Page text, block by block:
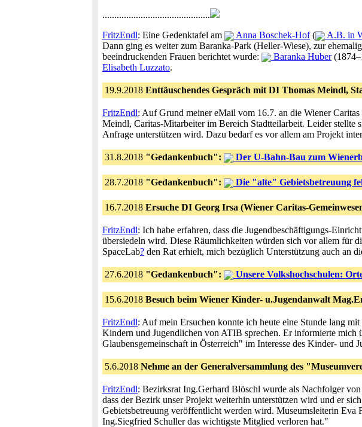
.............................................
FritzEndl: Eine Gedenktafel am Anna Boschek-Hof( A.B. in
Dann ging es weiter zum Baranka-Park (Heller-Wiese), zur
beeindruckenden Frauen berichtet wurde:
Baranka Huber
Elisabeth Luzzato.
19.9.2018 Enttäuschendes Gespräch mit DI Thomas Meindl,
FritzEndl: Auf Grund meiner eMail vom 16.7. an die Wiener
Meindl, Caritas-Mitarbeiter im Bereich Stadtteilarbeit. Leider stellte
Anfrage unterstützen wird. Dazu bedarf es vor allem am Projekt
31.8.2018 "Gedankenbuch": Der U-Bahn-Bau zum
28.7.2018 "Gedankenbuch": Die "alte" Gebietsbetreuung
16.7.2018 Ersuche DI Georg Irsa (Wiener Caritas-
FritzEndl: Ich habe erfahren, dass die Jugendbeschäftigungs-
übersiedeln wird. Diese Räumlichkeiten würden sich vor allem für
SpaceLab? den Rat erhielt, mich bezüglich Unterstützung auch an
27.6.2018 "Gedankenbuch": Unsere Volkshochschulen:
15.6.2018 Besuch beim Wiener Kinder- u.Jugendanwalt
FritzEndl: Auf mein Ersuchen konnte ich heute eine Stunde lang
Kindern und Jugendlichen von ATIB sprechen. Er informierte
Glaubensgemeinschaft in Österreich" im Interesse des Kinder-
5.6.2018 Nehme an der Generalversammlung des
FritzEndl: Bezirksrat Ing.Gerhard Blöschl wurde als Nachfolger
dass der Bezirk unser Projekt weiterhin unterstützen wird und er
Gebietsbetreuung veröffentlicht werden wird. Museumsleiterin Eva
Ing.Siegfried Schuller das wichtigste Mitglied verloren hat."